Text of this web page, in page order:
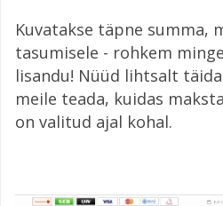
Kuvatakse täpne summa,
tasumisele - rohkem
lisandu! Nüüd lihtsalt
meile teada, kuidas
on valitud ajal kohal.